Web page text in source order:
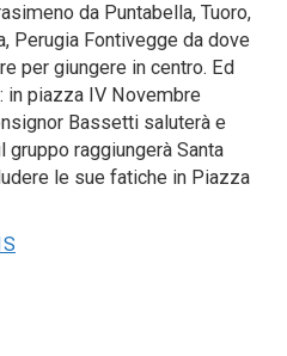
da Puntabella, Tuoro,
Perugia Fontivegge da dove
per giungere in centro. Ed
in piazza IV Novembre
Bassetti saluterà e
raggiungerà Santa
le sue fatiche in Piazza